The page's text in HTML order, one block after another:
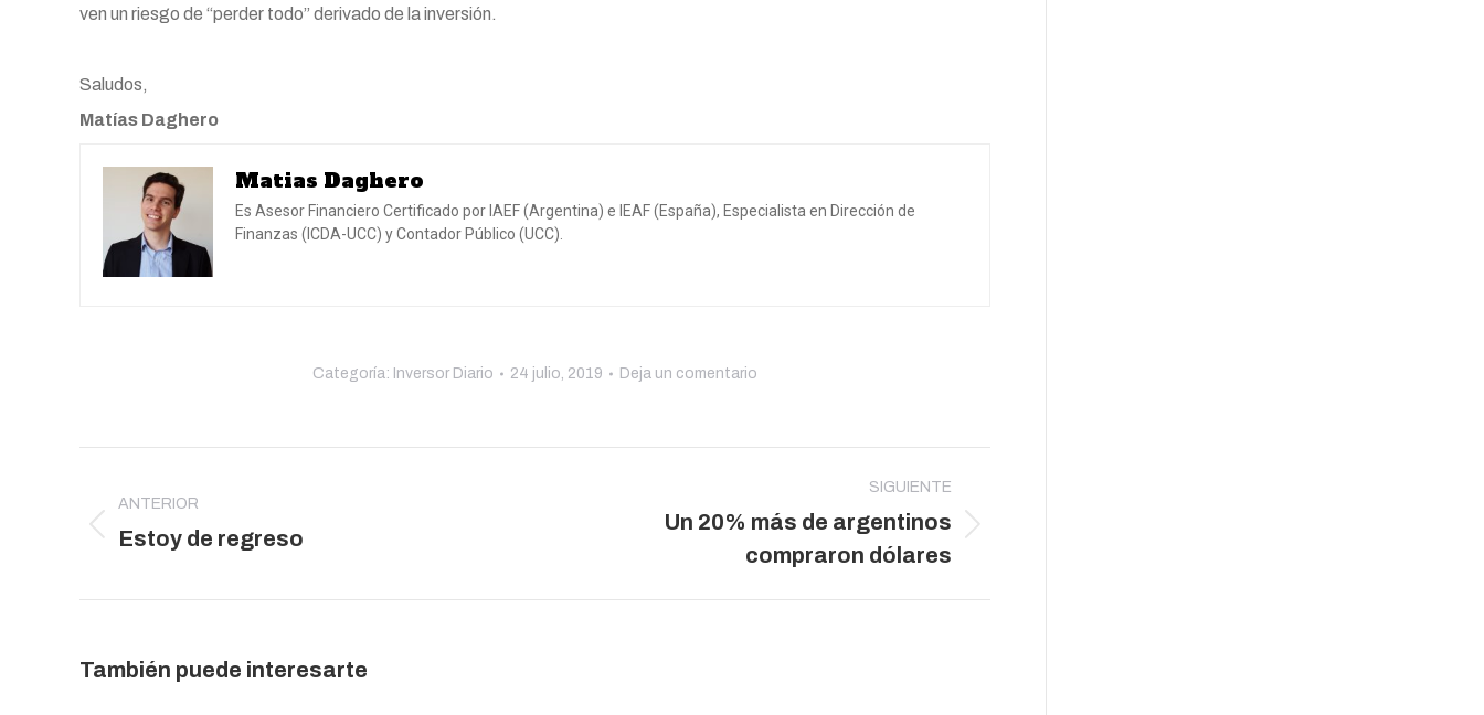
ven un riesgo de “perder todo” derivado de la inversión.
Saludos,
Matías Daghero
Matias Daghero
Es Asesor Financiero Certificado por IAEF (Argentina) e IEAF (España), Especialista en Dirección de
Finanzas (ICDA-UCC) y Contador Público (UCC).
Categoría: Inversor Diario 24 julio, 2019 Deja un comentario
entre
publicaciones
ANTERIOR
Publicación
Estoy de regreso
SIGUIENTE
Un 20% más de argentinos
compraron dólares
También puede interesarte